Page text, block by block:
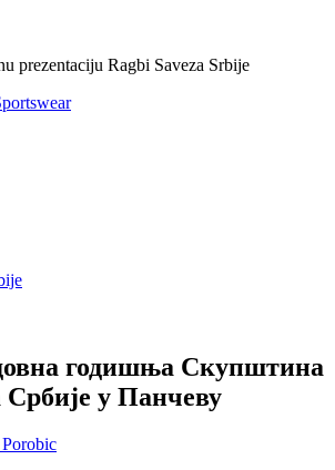
prezentaciju Ragbi Saveza Srbije
годишња Скупштина
Србије у Панчеву